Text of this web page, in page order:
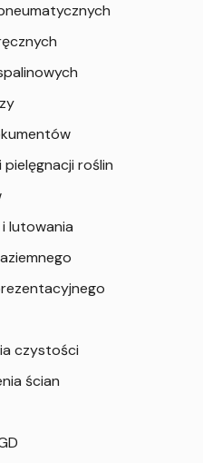
roślin
lutowania
czystości
ścian